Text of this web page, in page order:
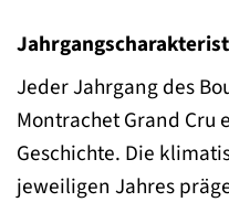
Jeder Jahrgang des
Montrachet Grand Cru
Geschichte. Die
jeweiligen Jahres